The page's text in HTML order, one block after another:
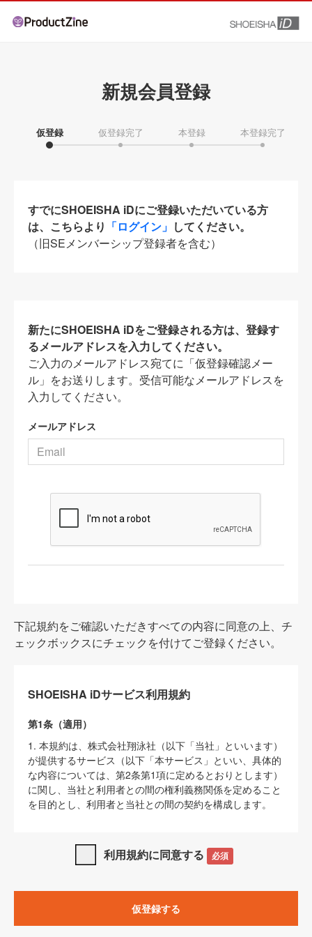
新規会員登録
仮登録 仮登録完了 本登録 本登録完了
すでにSHOEISHA iDにご登録いただいている方
は、こちらより 「ログイン」 してください。
（旧SEメンバーシップ登録者を含む）
新たにSHOEISHA iDをご登録される方は、登録す
るメールアドレスを入力してください。
ご入力のメールアドレス宛てに「仮登録確認メー
ル」をお送りします。受信可能なメールアドレスを
入力してください。
メールアドレス
下記規約をご確認いただきすべての内容に同意の上、チ
ェックボックスにチェックを付けてご登録ください。
SHOEISHA iDサービス利用規約
第1条（適用）
1. 本規約は、株式会社翔泳社（以下「当社」といいます）
が提供するサービス（以下「本サービス」といい、具体的
な内容については、第2条第1項に定めるとおりとします）
に関し、当社と利用者との間の権利義務関係を定めること
を目的とし、利用者と当社との間の契約を構成します。
SHOEISHA iDプライバシーポリシー」及び「
サイト上でのデータの利用について（Cookieポリシー）
3. 本規約の内容と、前項に記載する定めその他当社が定め
利用規約に同意する 必須
仮登録する